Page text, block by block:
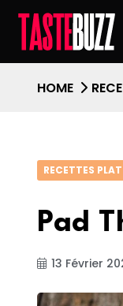
HOME
RECETTES
Pad
13 Février